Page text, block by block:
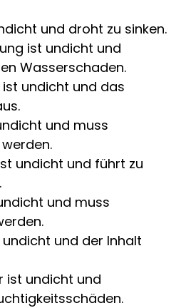
und droht zu sinken.
ist undicht und
Wasserschaden.
undicht und das
und muss
undicht und führt zu
und muss
undicht und der Inhalt
ist undicht und